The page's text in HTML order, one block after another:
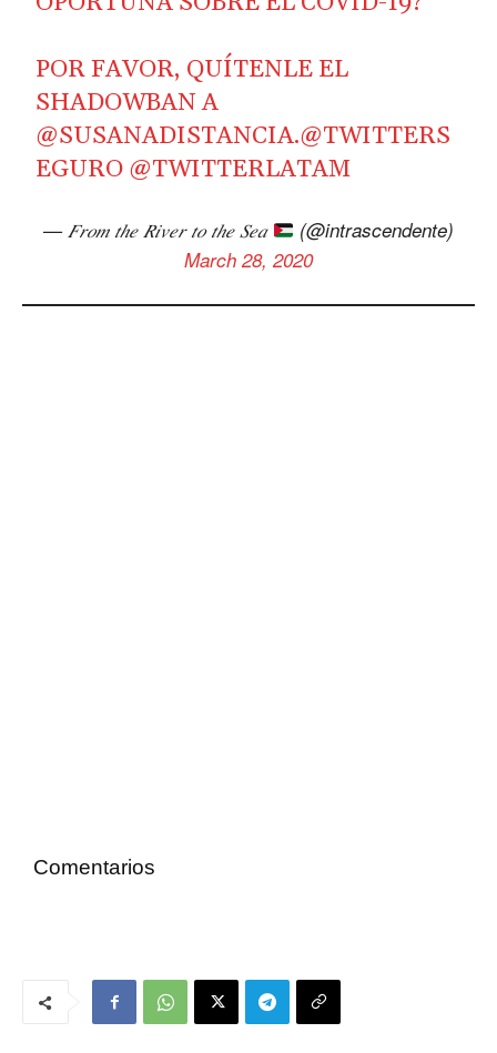
POR FAVOR, QUÍTENLE EL
SHADOWBAN A
@SUSANADISTANCIA.@TWITTERS
EGURO @TWITTERLATAM
— 𝐹𝑟𝑜𝑚 𝑡ℎ𝑒 𝑅𝑖𝑣𝑒𝑟 𝑡𝑜 𝑡ℎ𝑒 𝑆𝑒𝑎
(@intrascendente)
March 28, 2020
Comentarios